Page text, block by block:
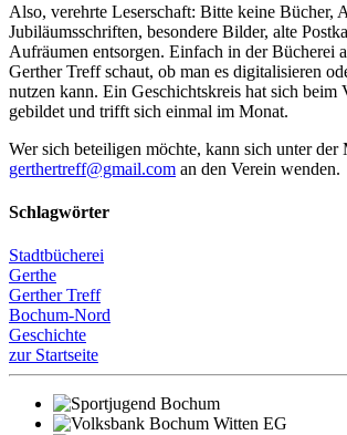
Also, verehrte Leserschaft: Bitte keine Bücher,
Jubiläumsschriften, besondere Bilder, alte
Aufräumen entsorgen. Einfach in der Bücherei
Gerther Treff schaut, ob man es digitalisieren
nutzen kann. Ein Geschichtskreis hat sich beim
gebildet und trifft sich einmal im Monat.
Wer sich beteiligen möchte, kann sich unter der
gerthertreff@gmail.com an den Verein wenden.
Schlagwörter
Stadtbücherei
Gerthe
Gerther Treff
Bochum-Nord
Geschichte
zur Startseite